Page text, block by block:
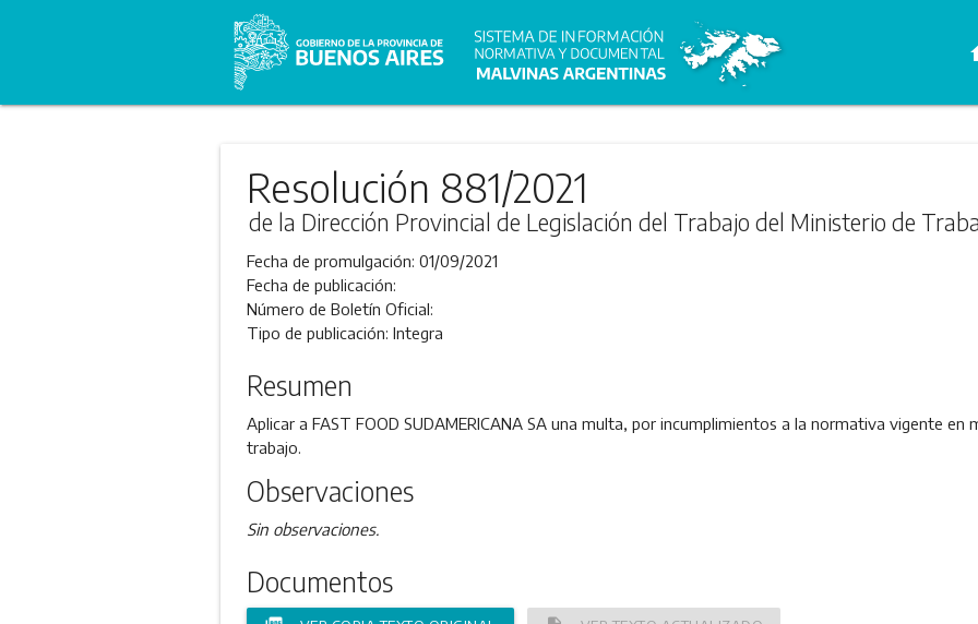
Resolución 881/2021
de la Dirección Provincial de Legislación del Trabajo del Ministerio de
Fecha de promulgación: 01/09/2021
Fecha de publicación:
Número de Boletín Oficial:
Tipo de publicación: Integra
Resumen
Aplicar a FAST FOOD SUDAMERICANA SA una multa, por incumplimientos a la normativa vigente en
trabajo.
Observaciones
Sin observaciones.
Documentos